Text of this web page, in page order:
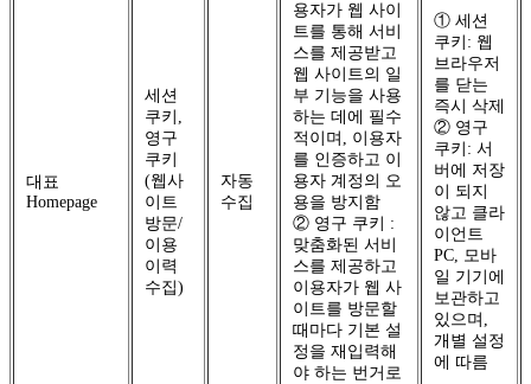
대표
Homepage
세션
쿠키,
영구
쿠키
(웹사
이트
방문/
이용
이력
수집)
자동
수집
용자가 웹 사이
트를 통해 서비
스를 제공받고
웹 사이트의 일
부 기능을 사용
하는 데에 필수
적이며, 이용자
를 인증하고 이
용자 계정의 오
용을 방지함
② 영구 쿠키 :
맞춤화된 서비
스를 제공하고
이용자가 웹 사
이트를 방문할
때마다 기본 설
정을 재입력해
야 하는 번거로
① 세션
쿠키: 웹
브라우저
를 닫는
즉시 삭제
② 영구
쿠키: 서
버에 저장
이 되지
않고 클라
이언트
PC, 모바
일 기기에
보관하고
있으며,
개별 설정
에 따름